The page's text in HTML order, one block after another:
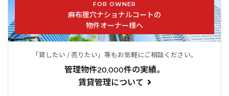
分譲会社：宅地開発株式会社
港区東麻布「麻布狸穴ナショナルコート」日々の生活に欠かせな
い
スーパーやコンビニ、病院が御座います。生活圏内には芝公園が
有り、休日にお散歩や読書にも最適です。徒歩１０圏内には麻布
十番商店街もあり、お買い物やグルメを楽しんで頂けます。
FOR OWNER
麻布狸穴ナショナルコートの
物件オーナー様へ
「貸したい / 売りたい」等もお気軽にご相談ください。
管理物件20,000件の実績。
賃貸管理について